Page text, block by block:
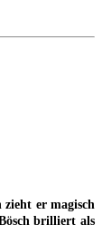
er magisch
brilliert als